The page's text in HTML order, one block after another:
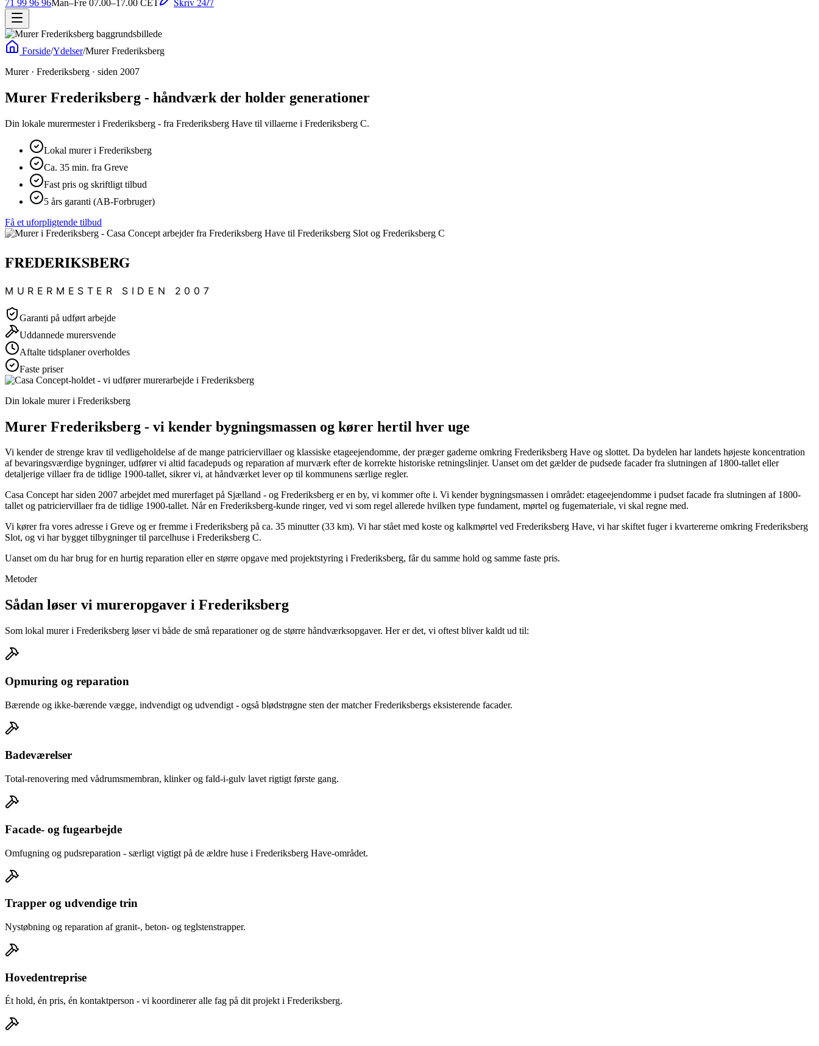
71 99 96 96Man–Fre 07.00–17.00 CET
Forside/Ydelser/Murer Frederiksberg
Murer · Frederiksberg · siden 2007
Murer Frederiksberg - håndværk der holder generationer
Din lokale murermester i Frederiksberg - fra Frederiksberg Have til villaerne i Frederiksberg C.
Lokal murer i Frederiksberg
Ca. 35 min. fra Greve
Fast pris og skriftligt tilbud
5 års garanti (AB-Forbruger)
Få et uforpligtende tilbud
FREDERIKSBERG
MURERMESTER SIDEN 2007
Garanti på udført arbejde
Uddannede murersvende
Aftalte tidsplaner overholdes
Faste priser
Din lokale murer i Frederiksberg
Murer Frederiksberg - vi kender bygningsmassen og kører hertil hver uge
Vi kender de strenge krav til vedligeholdelse af de mange patriciervillaer og klassiske etageejendomme, der præger gaderne omkring Frederiksberg Have og slottet. Da bydelen har landets højeste koncentration
af bevaringsværdige bygninger, udfører vi altid facadepuds og reparation af murværk efter de korrekte historiske retningslinjer. Uanset om det gælder de pudsede facader fra slutningen af 1800-tallet eller
detaljerige villaer fra de tidlige 1900-tallet, sikrer vi, at håndværket lever op til kommunens særlige regler.
Casa Concept har siden 2007 arbejdet med murerfaget på Sjælland - og Frederiksberg er en by, vi kommer ofte i. Vi kender bygningsmassen i området: etageejendomme i pudset facade fra slutningen af 1800-
tallet og patriciervillaer fra de tidlige 1900-tallet. Når en Frederiksberg-kunde ringer, ved vi som regel allerede hvilken type fundament, mørtel og fugemateriale, vi skal regne med.
Vi kører fra vores adresse i Greve og er fremme i Frederiksberg på ca. 35 minutter (33 km). Vi har stået med koste og kalkmørtel ved Frederiksberg Have, vi har skiftet fuger i kvartererne omkring Frederiksberg
Slot, og vi har bygget tilbygninger til parcelhuse i Frederiksberg C.
Uanset om du har brug for en hurtig reparation eller en større opgave med projektstyring i Frederiksberg, får du samme hold og samme faste pris.
Metoder
Sådan løser vi mureropgaver i Frederiksberg
Som lokal murer i Frederiksberg løser vi både de små reparationer og de større håndværksopgaver. Her er det, vi oftest bliver kaldt ud til:
Opmuring og reparation
Bærende og ikke-bærende vægge, indvendigt og udvendigt - også blødstrøgne sten der matcher Frederiksbergs eksisterende facader.
Badeværelser
Total-renovering med vådrumsmembran, klinker og fald-i-gulv lavet rigtigt første gang.
Facade- og fugearbejde
Omfugning og pudsreparation - særligt vigtigt på de ældre huse i Frederiksberg Have-området.
Trapper og udvendige trin
Nystøbning og reparation af granit-, beton- og teglstenstrapper.
Hovedentreprise
Ét hold, én pris, én kontaktperson - vi koordinerer alle fag på dit projekt i Frederiksberg.